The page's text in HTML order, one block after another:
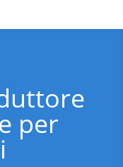
per